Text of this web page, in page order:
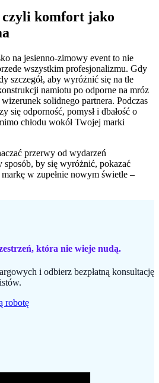
czyli komfort jako
na jesienno-zimowy event to nie
wszystkim profesjonalizmu. Gdy
szczegół, aby wyróżnić się na tle
namiotu po odporne na mróz
solidnego partnera. Podczas
się odporność, pomysł i dbałość o
chłodu wokół Twojej marki
przerwy od wydarzeń
sposób, by się wyróżnić, pokazać
w zupełnie nowym świetle –
która nie wieje nudą.
i odbierz bezpłatną konsultację
robotę